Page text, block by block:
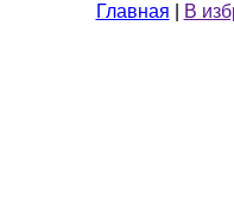
Главная В